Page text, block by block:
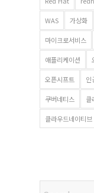
WAS 가상화
마이크로서비스
애플리케이션
오픈시프트 인
쿠버네티스 클
클라우드네이티브